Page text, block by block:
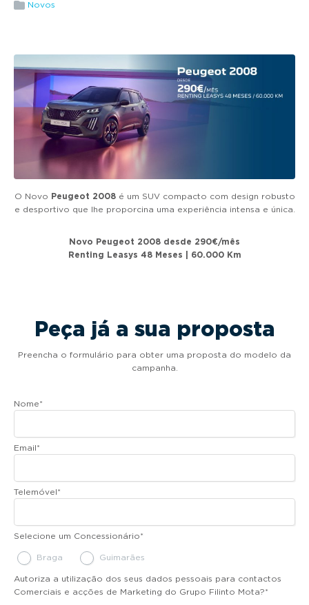
g
i
o
n
Novos
O Novo Peugeot 2008é um SUV compacto com design robusto
e desportivo que lhe proporcina uma experiência intensa e única.
Novo Peugeot 2008 desde 290€/mês
Renting Leasys 48 Meses | 60.000 Km
Peça já a sua proposta
Preencha o formulário para obter uma proposta do modelo da
campanha.
Nome*
Email*
Telemóvel*
Selecione um Concessionário*
Braga Guimarães
Autoriza a utilização dos seus dados pessoais para contactos
Comerciais e acções de Marketing do Grupo Filinto Mota?*